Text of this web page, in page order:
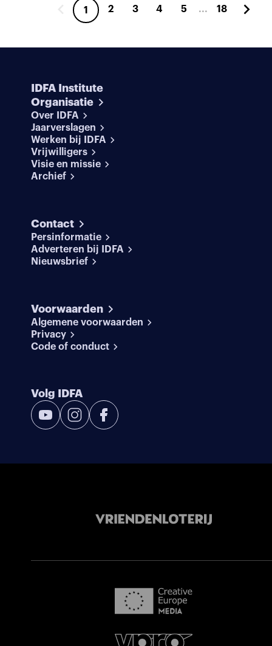
1 2 3 4 5 ... 18
IDFA Institute
Organisatie
Over IDFA
Jaarverslagen
Werken bij IDFA
Vrijwilligers
Visie en missie
Archief
Contact
Persinformatie
Adverteren bij IDFA
Nieuwsbrief
Voorwaarden
Algemene voorwaarden
Privacy
Code of conduct
Volg IDFA